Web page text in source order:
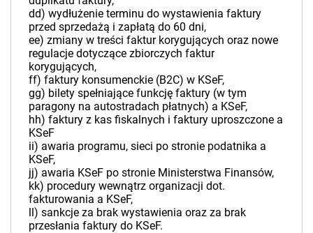
dd) wydłużenie terminu do wystawienia faktury
przed sprzedażą i zapłatą do 60 dni,
ee) zmiany w treści faktur korygujących oraz nowe
regulacje dotyczące zbiorczych faktur
korygujących,
ff) faktury konsumenckie (B2C) w KSeF,
gg) bilety spełniające funkcję faktury (w tym
paragony na autostradach płatnych) a KSeF,
hh) faktury z kas fiskalnych i faktury uproszczone a
KSeF
ii) awaria programu, sieci po stronie podatnika a
KSeF,
jj) awaria KSeF po stronie Ministerstwa Finansów,
kk) procedury wewnątrz organizacji dot.
fakturowania a KSeF,
ll) sankcje za brak wystawienia oraz za brak
przesłania faktury do KSeF.